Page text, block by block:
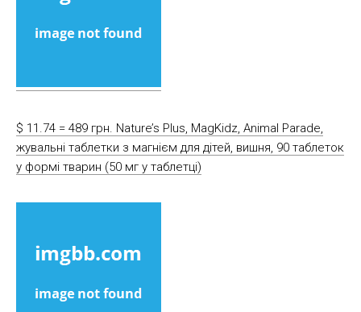
$ 11.74 = 489 грн. Nature’s Plus, MagKidz, Animal Parade,
жувальні таблетки з магнієм для дітей, вишня, 90 таблеток
у формі тварин (50 мг у таблетці)